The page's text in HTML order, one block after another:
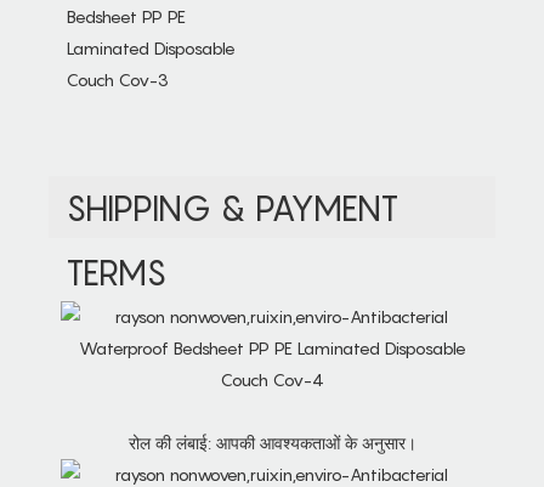
SHIPPING & PAYMENT
TERMS
रोल की लंबाई: आपकी आवश्यकताओं के अनुसार।